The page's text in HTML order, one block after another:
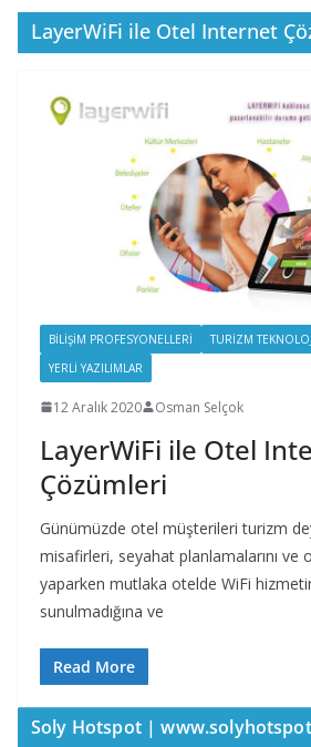
LayerWiFi ile Otel Internet
BILIŞIM PROFESYONELLERI
TURIZM
YERLI YAZILIMLAR
12 Aralık 2020 Osman Selçok
LayerWiFi ile Otel
Çözümleri
Günümüzde otel müşterileri turizm
misafirleri, seyahat planlamalarını ve
yaparken mutlaka otelde WiFi
sunulmadığına ve
Read More
Soly Hotspot |